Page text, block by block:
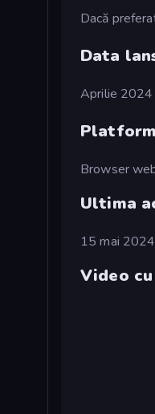
Dacă
Data
Aprilie 2024
Browser
Ultima
15 mai 2024
Video